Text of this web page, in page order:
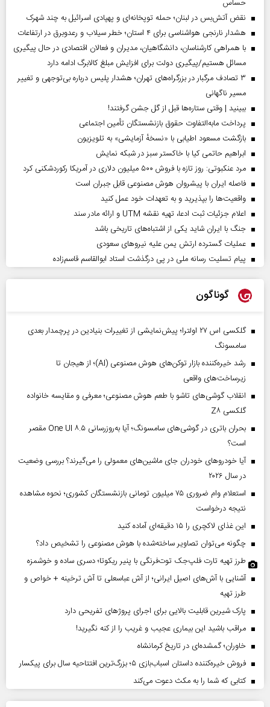
حساس
نقض آتش‌بس در لبنان؛ حمله توپخانه‌ای و پهپادی اسرائیل به چند شهرک
هشدار نارنجی هواشناسی برای ۴ استان؛ خطر سیلاب و رعدوبرق در ارتفاعات
با همراهی کارشناسان، دانشگاهیان، مدیران و فعالان اقتصادی در حال پیگیری
مسائل هستیم/پیگیری دولت برای افزایش مبلغ کالابرگ ادامه دارد
۳ تصادف مرگبار در بزرگراه‌های تهران؛ هشدار پلیس درباره بی‌توجهی و تغییر
مسیر ناگهانی
ببینید | وقتی ستاره‌ها قبل از گل جشن گرفتند!
پرداخت مابه‌التفاوت حقوق بازنشستگان تأمین اجتماعی
بازگشت مسعود اطیابی با «نسخهٔ آزمایشی» به تلویزیون
ابراهیم حاتمی کیا با خاکستر سبز در شبکه نمایش
مرد عنکبوتی: روز تازه با فروش ۵۰۰ میلیون دلاری در آمریکا رکوردشکنی کرد
فاصله ایران با پیشرو‌ان هوش مصنوعی قابل جبران است
واقعیت‌ها را بپذیرید و به تعهدات خود عمل کنید
اعلام جزئیات ثبت ادعا، تهیه نقشه UTM و ارائه مادر سند
جنگ با ایران شاید یکی از اشتباه‌های تاریخی باشد
عملیات گسترده ارتش یمن علیه نیروهای سعودی
پیام تسلیت رسانه ملی در پی درگذشت استاد ابوالقاسم قاسم‌زاده
گوناگون
گلکسی اس ۲۷ اولترا؛ پیش‌نمایشی از تغییرات بنیادین در پرچمدار بعدی
سامسونگ
رشد خیره‌کننده بازار توکن‌های هوش مصنوعی (AI)؛ از هیجان تا
زیرساخت‌های واقعی
انقلاب گوشی‌های تاشو‌ با طعم هوش مصنوعی؛ معرفی و مقایسه خانواده
گلکسی Z۸
بحران باتری در گوشی‌های سامسونگ؛ آیا به‌روزرسانی One UI ۸.۵ مقصر
است؟
آیا خودروهای خودران جای ماشین‌های معمولی را می‌گیرند؟ بررسی وضعیت
در سال ۲۰۲۶
استعلام وام ضروری ۷۵ میلیون تومانی بازنشستگان کشوری؛ نحوه مشاهده
نتیجه درخواست
این غذای لاکچری را ۱۵ دقیقه‌ای آماده کنید
چگونه می‌توان تصاویر ساخته‌شده با هوش مصنوعی را تشخیص داد؟
طرز تهیه تارت فلپ‌جک توت‌فرنگی با پنیر ریکوتا؛ دسری ساده و خوشمزه
آشنایی با آش‌های اصیل ایرانی؛ از آش عباسعلی تا آش ترخینه + خواص و
طرز تهیه
پارک شیرین قابلیت‌ بالایی برای اجرای پروژهای تفریحی دارد
مراقب باشید این بیماری عجیب و غریب را از کنه نگیرید!
خاوران؛ گمشده‌ای در تاریخ کرمانشاه
فروش خیره‌کننده داستان اسباب‌بازی ۵؛ بزرگ‌ترین افتتاحیه سال برای پیکسار
کتابی که شما را به مکث دعوت می‌کند